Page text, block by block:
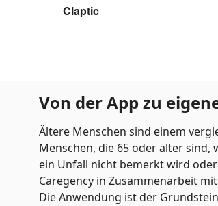
Claptic
Von der App zu
Ältere Menschen sind einem
Menschen, die 65 oder älter sind,
ein Unfall nicht bemerkt wird
Caregency in Zusammenarbeit
Die Anwendung ist der